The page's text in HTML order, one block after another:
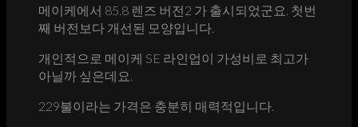
메이케에서 85.8 렌즈 버전2 가 출시되었군요. 첫번
째 버전보다 개선된 모양입니다.
개인적으로 메이케 SE 라인업이 가성비로 최고가
아닐까 싶은데요.
229불이라는 가격은 충분히 매력적입니다.